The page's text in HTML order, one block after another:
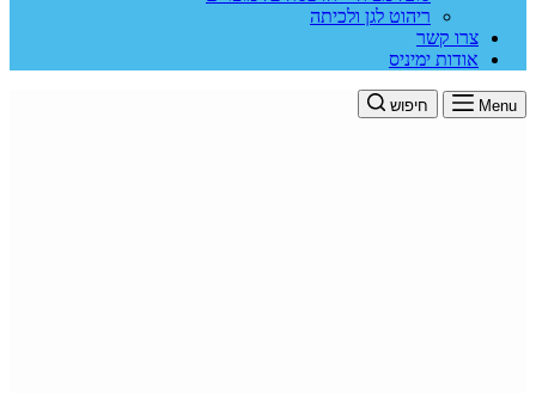
ריהוט לגן ולכיתה
צרו קשר
אודות ימיניס
Menu חיפוש